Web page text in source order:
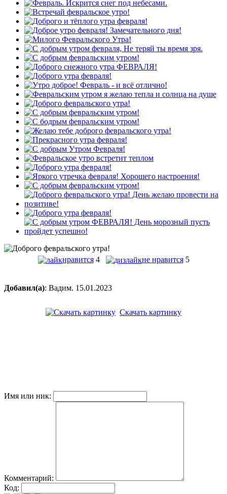
нравится 4 не нравится 5
Добавил(а): Вадим. 15.01.2023
Скачать картинку
Имя или ник:
Комментарий:
Код: